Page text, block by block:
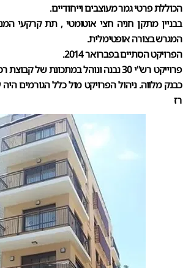
הכוללת פרטי גמר מעוצבים וייחודיים.
בבניין מתקן חניה חצי אוטומטי , תת קרקעי
המגרש בצורה אופטימלית.
הפרויקט הסתיים בפברואר 2014.
פרוייקט רש"י 30 נבנה ונוהל במתכונת של
כבנק מלווה. ניהול הפרויקט מול כלל הגורמים
רז